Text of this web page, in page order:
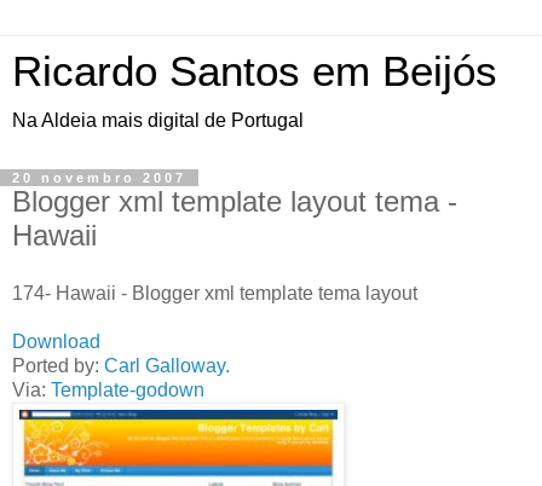
Ricardo Santos em Beijós
Na Aldeia mais digital de Portugal
20 novembro 2007
Blogger xml template layout tema -
Hawaii
174- Hawaii - Blogger xml template tema layout
Download
Ported by: Carl Galloway.
Via: Template-godown